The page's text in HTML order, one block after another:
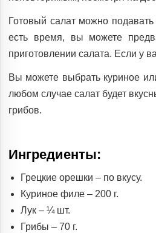
Готовый салат можно
есть время, вы можете
приготовлении салата. Если у
Вы можете выбрать куриное
любом случае салат будет
грибов.
Ингредиенты:
Грецкие орешки – по вкусу.
Куриное филе – 200 г.
Лук – ¼ шт.
Грибы – 70 г.